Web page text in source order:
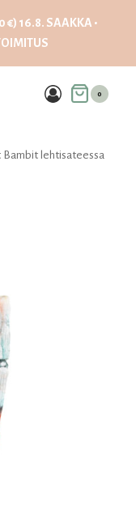
€) 16.8. SAAKKA •
0
lehtisateessa